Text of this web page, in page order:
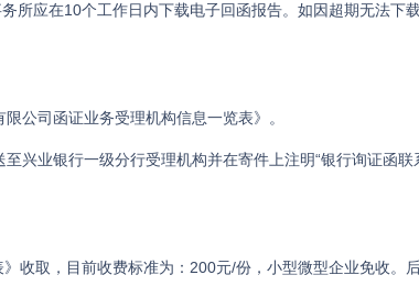
所应在10个工作日内下载电子回函报告。如因超期无法下
公司函证业务受理机构信息一览表》。
兴业银行一级分行受理机构并在寄件上注明“银行询证函联
收取，目前收费标准为：200元/份，小型微型企业免收。